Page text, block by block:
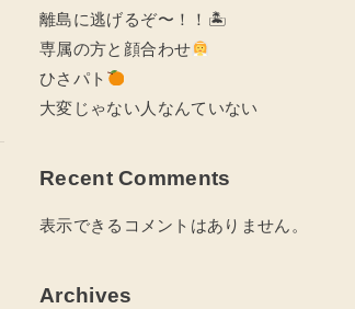
離島に逃げるぞ〜！！🏝
専属の方と顔合わせ
ひさパト
大変じゃない人なんていない
Recent Comments
表示できるコメントはありません。
Archives